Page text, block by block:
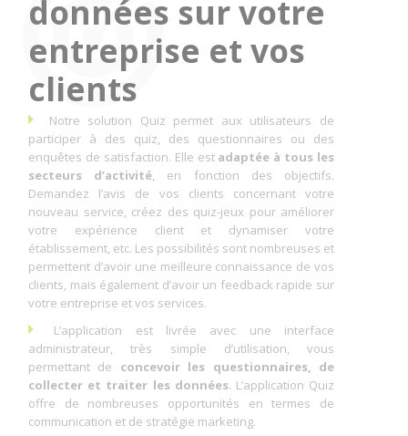
données sur votre
entreprise et vos
clients
Notre solution Quiz permet aux utilisateurs de
participer à des quiz, des questionnaires ou des
enquêtes de satisfaction. Elle est adaptée à tous les
secteurs d’activité, en fonction des objectifs.
Demandez l’avis de vos clients concernant votre
nouveau service, créez des quiz-jeux pour améliorer
votre expérience client et dynamiser votre
établissement, etc. Les possibilités sont nombreuses et
permettent d’avoir une meilleure connaissance de vos
clients, mais également d’avoir un feedback rapide sur
votre entreprise et vos services.
L’application est livrée avec une interface
administrateur, très simple d’utilisation, vous
permettant de concevoir les questionnaires, de
collecter et traiter les données. L’application Quiz
offre de nombreuses opportunités en termes de
communication et de stratégie marketing.